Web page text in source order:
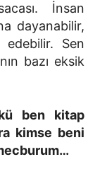
İnsan
dayanabilir,
Sen
bazı eksik
ben kitap
kimse beni